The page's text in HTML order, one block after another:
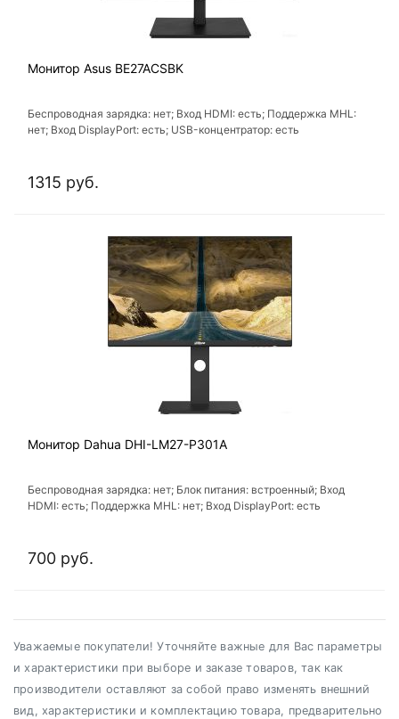
Монитор Asus BE27ACSBK
Беспроводная зарядка: нет; Вход HDMI: есть; Поддержка MHL:
нет; Вход DisplayPort: есть; USB-концентратор: есть
1315 руб.
Монитор Dahua DHI-LM27-P301A
Беспроводная зарядка: нет; Блок питания: встроенный; Вход
HDMI: есть; Поддержка MHL: нет; Вход DisplayPort: есть
700 руб.
Уважаемые покупатели! Уточняйте важные для Вас параметры
и характеристики при выборе и заказе товаров, так как
производители оставляют за собой право изменять внешний
вид, характеристики и комплектацию товара, предварительно